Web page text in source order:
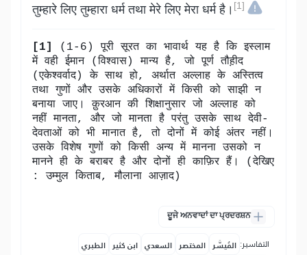
तुम्हारे लिए तुम्हारा धर्म तथा मेरे लिए मेरा धर्म है। [1]
[1]
(1-6) पूरी सूरत का भावार्थ यह है कि इस्लाम
में वही ईमान (विश्वास) मान्य है, जो पूर्ण तौह़ीद
(एकेश्वर्वाद) के साथ हो, अर्थात अल्लाह के अस्तित्व
तथा गुणों और उसके अधिकारों में किसी को साझी न
बनाया जाए। क़ुरआन की शिक्षानुसार जो अल्लाह को
नहीं मानता, और जो मानता है परंतु उसके साथ देवी-
देवताओं को भी मानात है, तो दोनों में कोई अंतर नहीं।
उसके विशेष गुणों को किसी अन्य में मानना उसको न
मानने ही के बराबर है और दोनों ही काफ़िर हैं। (देखिए
: उम्मुल किताब, मौलाना आज़ाद)
ਦੂਜੇ ਅਨਵਾਦਾਂ ਦਾ ਪ੍ਰਦਰਸ਼ਨ
التفاسير: المُيسَّر المختصر السعدي ابن كثير الطبري